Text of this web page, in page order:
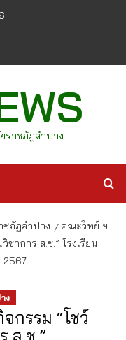
ราชภัฏลำปาง
ภัฏลำปาง
คณะวิทย์ ฯ
าการ ส.ช.” โรงเรียน
2567
ง
กรรม “โชว์
ส.ช.”